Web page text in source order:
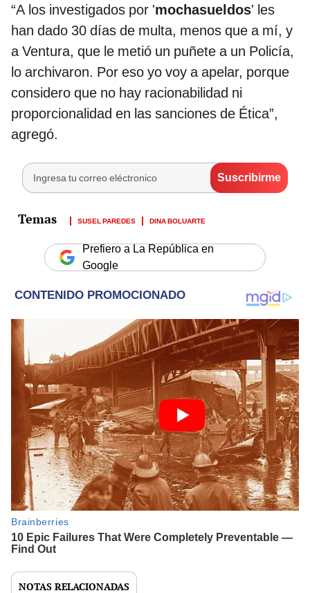
“A los investigados por 'mochasueldos' les
han dado 30 días de multa, menos que a mí, y
a Ventura, que le metió un puñete a un Policía,
lo archivaron. Por eso yo voy a apelar, porque
considero que no hay racionabilidad ni
proporcionalidad en las sanciones de Ética”,
agregó.
SUSEL PAREDES DINA BOLUARTE
Prefiero a La República en
Google
NOTAS RELACIONADAS